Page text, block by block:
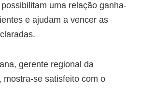
uma relação ganha-
e ajudam a vencer as
gerente regional da
mostra-se satisfeito com o